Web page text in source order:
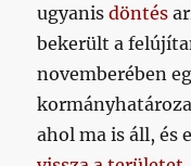
ugyanisdöntés
bekerült a
novemberében
ahol ma is áll, és